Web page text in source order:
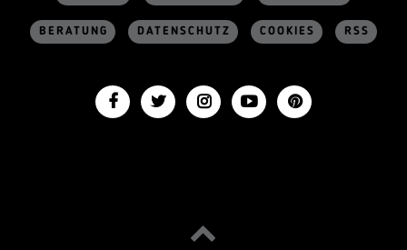
BERATUNG DATENSCHUTZ COOKIES RSS